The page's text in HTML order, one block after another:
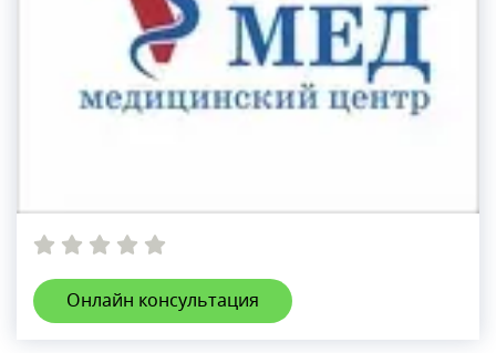
Онлайн консультация